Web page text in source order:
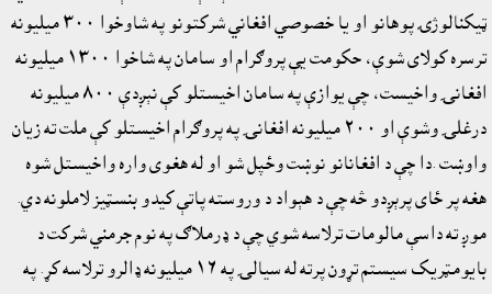
ټيکنالوژۍ پوهانو او يا خصوصي افغاني شرکتونو په شاوخوا ٣٠٠ ميليونه
ترسره کولاى شوې، حکومت يې پروګرام او سامان په شاخوا ١٣٠٠ ميليونه
افغانۍ واخيست، چې يوازې په سامان اخيستلو کې نېږدې ٨٠٠ ميليونه
درغلۍ وشوې او ٢٠٠ ميليونه افغانۍ په پروګرام اخيستلو کې ملت ته زيان
واوښت .دا چې د افغانانو نوښت وځپل شو او له هغوى واره واخيستل شوه
هغه پر ځاى پرېږدو څه چې د هېواد د وروسته پاتې کيدو بنسټيز لاملونه دي.
موږ ته داسې مالومات ترلاسه شوي چې د ډرملاګ په نوم جرمني شرکت د
بايومټريک سيستم تړون پرته له سيالۍ په ١٦ ميليونه ډالرو ترلاسه کړ. په